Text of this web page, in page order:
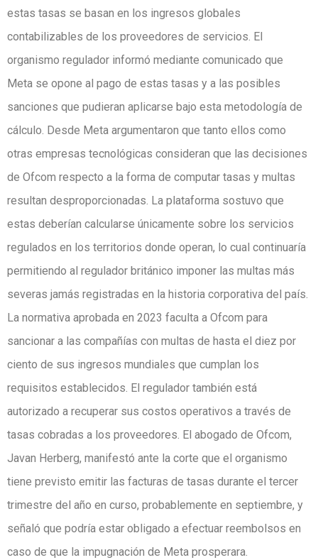
estas tasas se basan en los ingresos globales
contabilizables de los proveedores de servicios. El
organismo regulador informó mediante comunicado que
Meta se opone al pago de estas tasas y a las posibles
sanciones que pudieran aplicarse bajo esta metodología de
cálculo. Desde Meta argumentaron que tanto ellos como
otras empresas tecnológicas consideran que las decisiones
de Ofcom respecto a la forma de computar tasas y multas
resultan desproporcionadas. La plataforma sostuvo que
estas deberían calcularse únicamente sobre los servicios
regulados en los territorios donde operan, lo cual continuaría
permitiendo al regulador británico imponer las multas más
severas jamás registradas en la historia corporativa del país.
La normativa aprobada en 2023 faculta a Ofcom para
sancionar a las compañías con multas de hasta el diez por
ciento de sus ingresos mundiales que cumplan los
requisitos establecidos. El regulador también está
autorizado a recuperar sus costos operativos a través de
tasas cobradas a los proveedores. El abogado de Ofcom,
Javan Herberg, manifestó ante la corte que el organismo
tiene previsto emitir las facturas de tasas durante el tercer
trimestre del año en curso, probablemente en septiembre, y
señaló que podría estar obligado a efectuar reembolsos en
caso de que la impugnación de Meta prosperara.